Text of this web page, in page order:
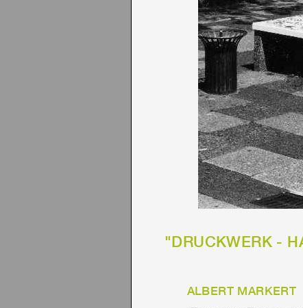
"DRUCKWERK -
ALBERT MARKERT